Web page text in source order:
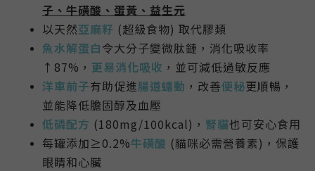
子、牛磺酸、蛋黃、益生元
以天然亞麻籽 (超級食物) 取代膠類
魚水解蛋白令大分子變微肽鏈，消化吸收率
↑87%， 更易消化吸收 ，並可減低過敏反應
洋車前子有助促進腸道蠕動 ，改善便秘更順暢，
並能降低膽固醇及血壓
低磷配方 (180mg/100kcal)， 腎貓也可安心食用
每罐添加≥0.2%牛磺酸 (貓咪必需營養素)，保護
眼睛和心臟